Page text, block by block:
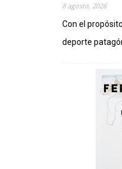
8 agosto, 2026
Con el
deporte